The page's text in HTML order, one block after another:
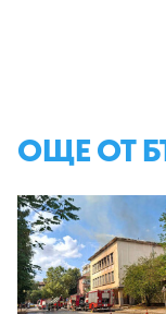
ОЩЕ ОТ